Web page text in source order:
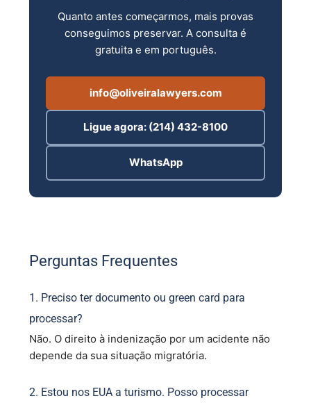
Quanto antes começarmos, mais provas
conseguimos preservar. A consulta é
gratuita e em português.
info@oliveiralawyers.com
Ligue agora: (214) 432-8100
WhatsApp
Perguntas Frequentes
1. Preciso ter documento ou green card para
processar?
Não. O direito à indenização por um acidente não
depende da sua situação migratória.
2. Estou nos EUA a turismo. Posso processar